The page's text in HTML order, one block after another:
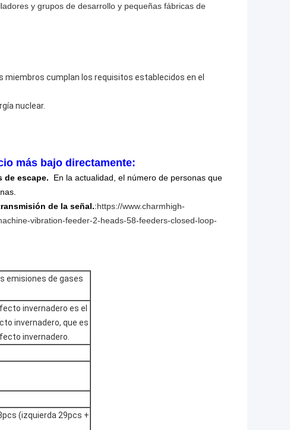
y grupos de desarrollo y pequeñas fábricas de
miembros cumplan los requisitos establecidos en el
nuclear.
más bajo directamente:
de escape.
En la actualidad, el número de personas que
de la señal.:https://www.charmhigh-
vibration-feeder-2-heads-58-feeders-closed-loop-
emisiones de gases
invernadero es el
invernadero, que es
invernadero.
(izquierda 29pcs +